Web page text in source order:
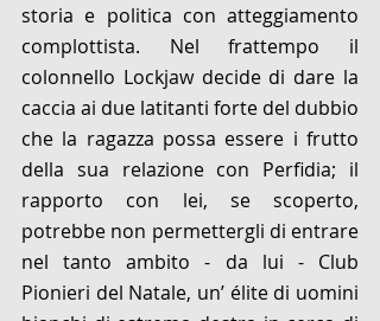
storia e politica con atteggiamento
complottista. Nel frattempo il
colonnello Lockjaw decide di dare la
caccia ai due latitanti forte del dubbio
che la ragazza possa essere i frutto
della sua relazione con Perfidia; il
rapporto con lei, se scoperto,
potrebbe non permettergli di entrare
nel tanto ambito - da lui - Club
Pionieri del Natale, un’ élite di uomini